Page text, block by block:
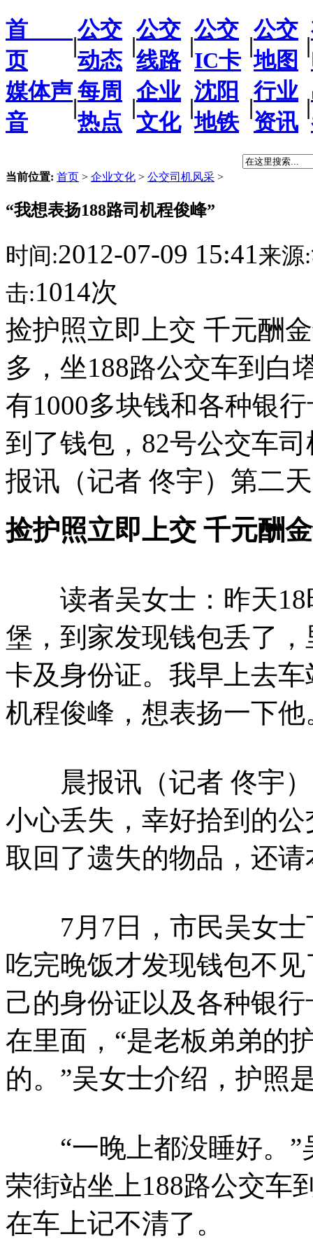
首
页
|
公交
动态
|
公交
线路
|
公交
IC卡
|
公交
地图
|
媒体声
音
|
每周
热点
|
企业
文化
|
沈阳
地铁
|
行业
资讯
|
当前位置: 首页 > 企业文化 > 公交司机风采 >
“我想表扬188路司机程俊峰”
时间:2012-07-09 15:41来源:
击:1014次
捡护照立即上交 千元酬
多，坐188路公交车到白
有1000多块钱和各种银
到了钱包，82号公交车
报讯（记者 佟宇）第二
捡护照立即上交 千元酬
读者吴女士：昨天18
堡，到家发现钱包丢了
卡及身份证。我早上去
机程俊峰，想表扬一下他
晨报讯（记者 佟宇）
小心丢失，幸好拾到的
取回了遗失的物品，还
7月7日，市民吴女士
吃完晚饭才发现钱包不
己的身份证以及各种银
在里面，“是老板弟弟的
的。”吴女士介绍，护照
“一晚上都没睡好。”
荣街站坐上188路公交车
在车上记不清了。